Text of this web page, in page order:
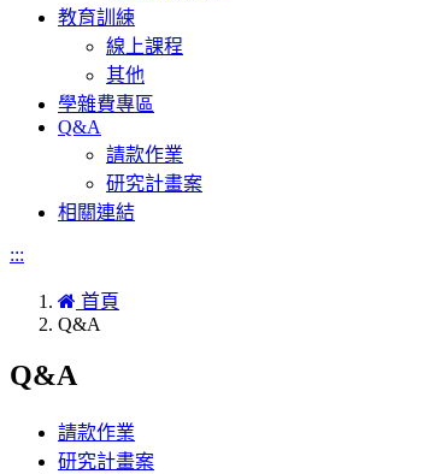
教育訓練
線上課程
其他
學雜費專區
Q&A
請款作業
研究計畫案
相關連結
:::
首頁
Q&A
Q&A
請款作業
研究計畫案